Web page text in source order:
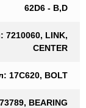
62D6 - B,D
7210060, LINK,
CENTER
17C620, BOLT
BEARING